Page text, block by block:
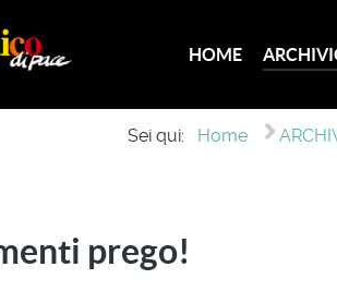
HOME
Sei qui: Home
prego!